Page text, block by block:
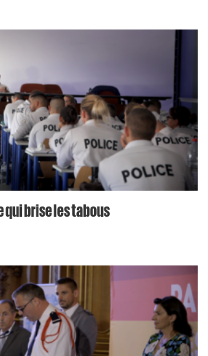
qui brise les tabous